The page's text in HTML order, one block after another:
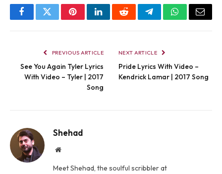
FacebookTwitterPinterestLinkedInRedditTelegramWhatsApp
Email
PREVIOUS ARTICLE
See You Again Tyler Lyrics
With Video – Tyler | 2017
Song
NEXT ARTICLE
Pride Lyrics With Video –
Kendrick Lamar | 2017 Song
Shehad
Website
Meet Shehad, the soulful scribbler at